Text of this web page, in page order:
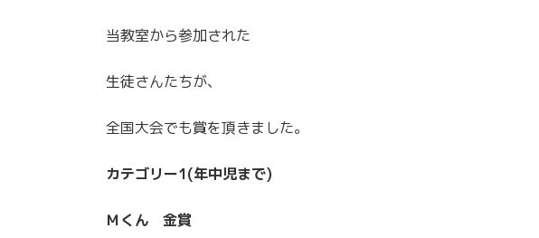
当教室から参加された
生徒さんたちが、
全国大会でも賞を頂きました。
カテゴリー1(年中児まで)
Ｍくん 金賞